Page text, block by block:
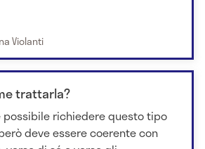
Violanti
trattarla?
possibile richiedere questo tipo
deve essere coerente con